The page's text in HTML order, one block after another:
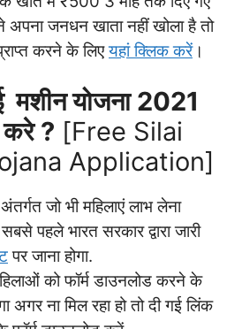
जनधन खाता नहीं खोला है तो
करने के लिएयहां क्लिक करें।
मशीन योजना 2021
? [Free Silai
Application]
जो भी महिलाएं लाभ लेना
पहले भारत सरकार द्वारा जारी
पर जाना होगा.
को फॉर्म डाउनलोड करने के
अगर ना मिल रहा हो तो दी गई लिंक